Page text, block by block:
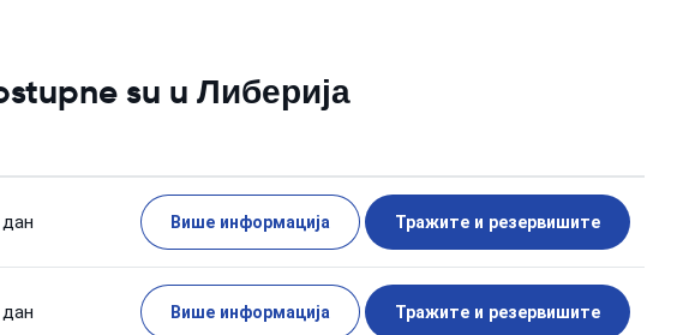
su u Либерија
Више информација Тражите и резервишите
Више информација Тражите и резервишите